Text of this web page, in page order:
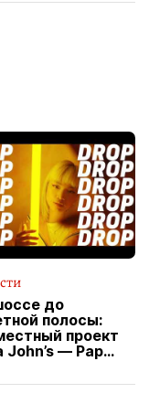
до
полосы:
проект
John’s — Papa